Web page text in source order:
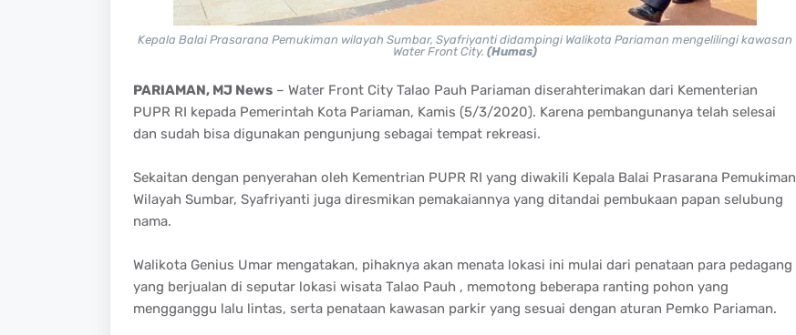
Kepala Balai Prasarana Pemukiman wilayah Sumbar, Syafriyanti didampingi Walikota Pariaman mengelilingi kawasan
Water Front City. (Humas)
PARIAMAN, MJ News– Water Front City Talao Pauh Pariaman diserahterimakan dari Kementerian
PUPR RI kepada Pemerintah Kota Pariaman, Kamis (5/3/2020). Karena pembangunanya telah selesai
dan sudah bisa digunakan pengunjung sebagai tempat rekreasi.
Sekaitan dengan penyerahan oleh Kementrian PUPR RI yang diwakili Kepala Balai Prasarana Pemukiman
Wilayah Sumbar, Syafriyanti juga diresmikan pemakaiannya yang ditandai pembukaan papan selubung
nama.
Walikota Genius Umar mengatakan, pihaknya akan menata lokasi ini mulai dari penataan para pedagang
yang berjualan di seputar lokasi wisata Talao Pauh , memotong beberapa ranting pohon yang
mengganggu lalu lintas, serta penataan kawasan parkir yang sesuai dengan aturan Pemko Pariaman.